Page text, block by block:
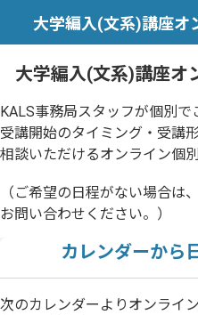
大学編入(文系)講座オ
大学編入(文系)講座オ
KALS事務局スタッフが個別で
受講開始のタイミング・受講
相談いただけるオンライン個
（ご希望の日程がない場合は、
お問い合わせください。）
カレンダーから
次のカレンダーよりオンライ